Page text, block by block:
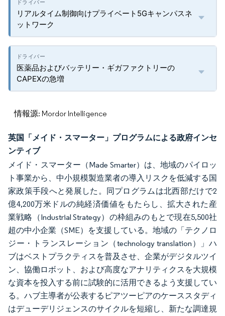
リアルタイム制御向けプライベート5Gキャンパスネ
ットワーク
医薬品およびバッテリー・ギガファクトリーの
CAPEXの急増
情報源: Mordor Intelligence
英国「メイド・スマーター」プログラムによる政府インセ
ンティブ
メイド・スマーター（Made Smarter）は、地域のパイロッ
ト事業から、中小規模製造業者の導入リスクを低減する国
家政策手段へと発展した。同プログラムは北西部だけで2
億4,200万米ドルの純経済価値をもたらし、拡大された産
業戦略（Industrial Strategy）の枠組みのもとで現在5,500社
超の中小企業（SME）を支援している。地域の「テクノロ
ジー・トランスレーション（technology translation）」ハ
ブはベストプラクティスを普及させ、企業がデジタルツイ
ン、協働ロボット、および高度なアナリティクスを大規模
な資本を投入する前に試験的に活用できるよう支援してい
る。ハブ主導者が公表するピアツーピアのケーススタディ
はデューデリジェンスのサイクルを短縮し、新たな調達規